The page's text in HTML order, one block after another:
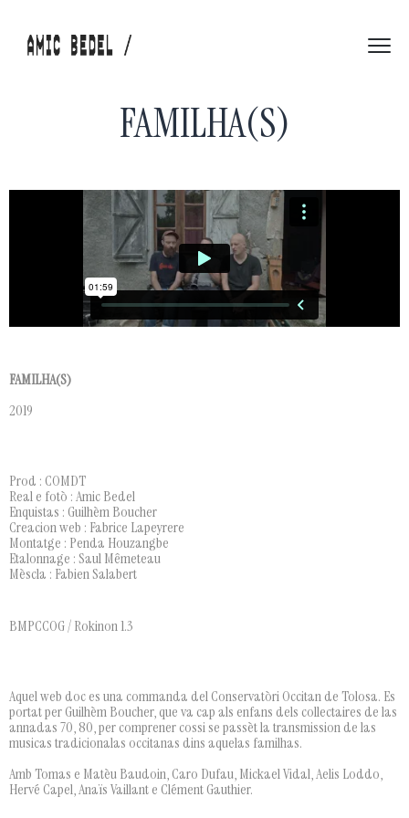
FAMILHA(S)
FAMILHA(S)
2019
Prod : COMDT
Real e fotò : Amic Bedel
Enquistas : Guilhèm Boucher
Creacion web : Fabrice Lapeyrere
Montatge : Penda Houzangbe
Etalonnage : Saul Mêmeteau
Mèscla : Fabien Salabert
BMPCCOG / Rokinon 1.3
Aquel web doc es una commanda del Conservatòri Occitan de Tolosa. Es
portat per Guilhèm Boucher, que va cap als enfans dels collectaires de las
annadas 70, 80, per comprener cossi se passèt la transmission de las
musicas tradicionalas occitanas dins aquelas familhas.
Amb Tomas e Matèu Baudoin, Caro Dufau, Mickael Vidal, Aelis Loddo,
Hervé Capel, Anaïs Vaillant e Clément Gauthier.